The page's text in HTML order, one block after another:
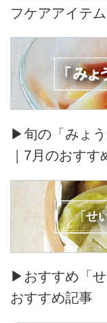
フケアアイテム
▶旬の「みょ
｜7月のおすす
▶おすすめ「
おすすめ記事